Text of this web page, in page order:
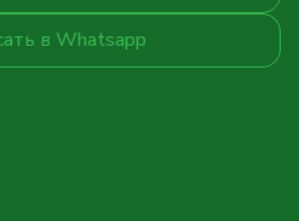
в Whatsapp